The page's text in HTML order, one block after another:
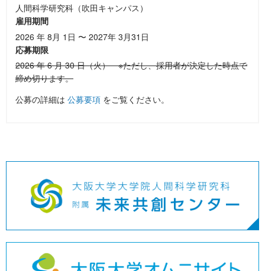
人間科学研究科（吹田キャンパス）
雇用期間
2026 年 8月 1日 〜 2027年 3月31日
応募期限
2026 年 6 月 30 日（火） ※ただし、採用者が決定した時点で
締め切ります。
公募の詳細は 公募要項 をご覧ください。